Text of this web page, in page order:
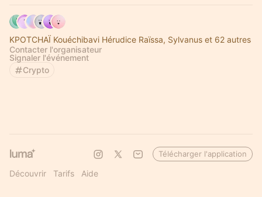
KPOTCHAÏ Kouéchibavi Hérudice Raïssa, Sylvanus et 62 autres
Contacter l'organisateur
Signaler l'événement
Crypto
Découvrir Tarifs Aide
Télécharger l'application